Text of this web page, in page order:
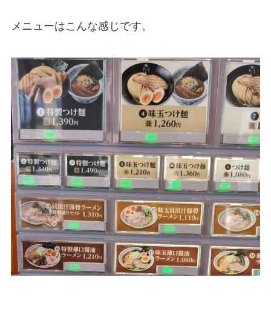
メニューはこんな感じです。